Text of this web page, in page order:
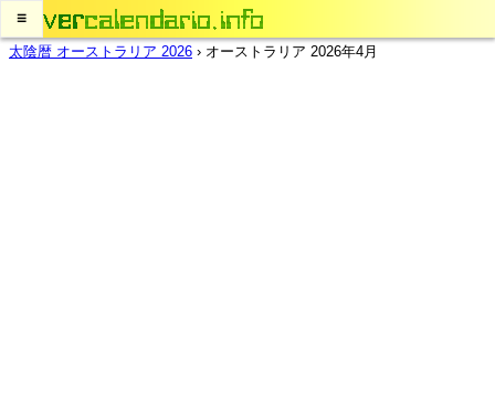
≡
太陰暦 オーストラリア 2026 › オーストラリア 2026年4月